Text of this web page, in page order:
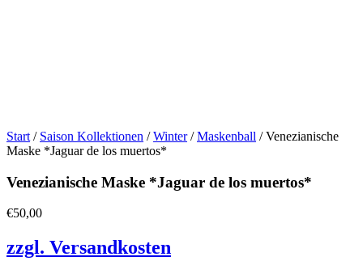
Start / Saison Kollektionen /Winter/Maskenball / Venezianische
Maske *Jaguar de los muertos*
Venezianische Maske *Jaguar de los muertos*
€50,00
zzgl. Versandkosten